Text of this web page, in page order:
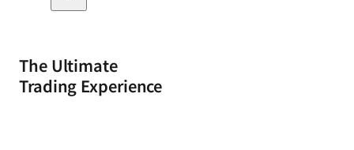
The Ultimate
Trading Experience